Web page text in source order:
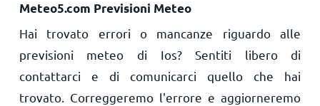
Meteo5.com Previsioni Meteo
Hai trovato errori o mancanze riguardo alle
previsioni meteo di Ios? Sentiti libero di
contattarci e di comunicarci quello che hai
trovato. Correggeremo l'errore e aggiorneremo